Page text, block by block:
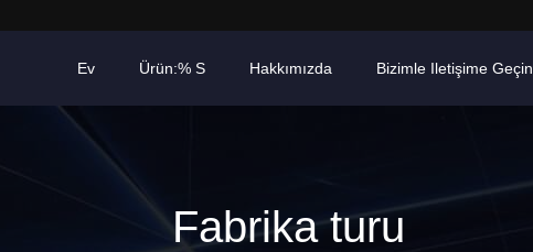
Ev Ürün:% S Hakkımızda Bizimle Iletişime Geçin
Fabrika turu